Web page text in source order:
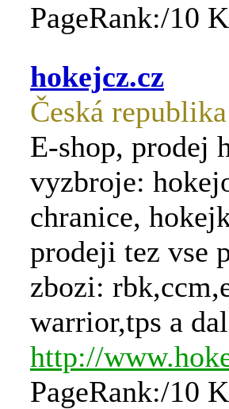
PageRank:/10
hokejcz.cz
Česká republika
E-shop, prodej
vyzbroje:
chranice,
prodeji tez vse
zbozi:
warrior,tps a
http://
PageRank:/10